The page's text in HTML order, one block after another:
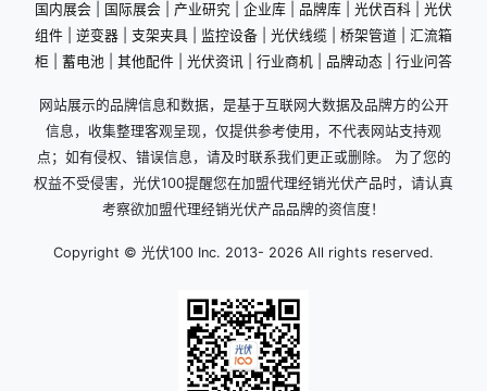
国内展会 国际展会 产业研究 企业库 品牌库 光伏百科
光伏
组件
逆变器 支架夹具 监控设备 光伏线缆 桥架管道
汇流箱
柜
蓄电池 其他配件 光伏资讯 行业商机 品牌动态 行业问答
网站展示的品牌信息和数据，是基于互联网大数据及品牌方的公开
信息，收集整理客观呈现，仅提供参考使用，不代表网站支持观
点；如有侵权、错误信息，请及时联系我们更正或删除。 为了您的
权益不受侵害，光伏100提醒您在加盟代理经销光伏产品时，请认真
考察欲加盟代理经销光伏产品品牌的资信度！
Copyright © 光伏100 Inc. 2013- 2026 All rights reserved.